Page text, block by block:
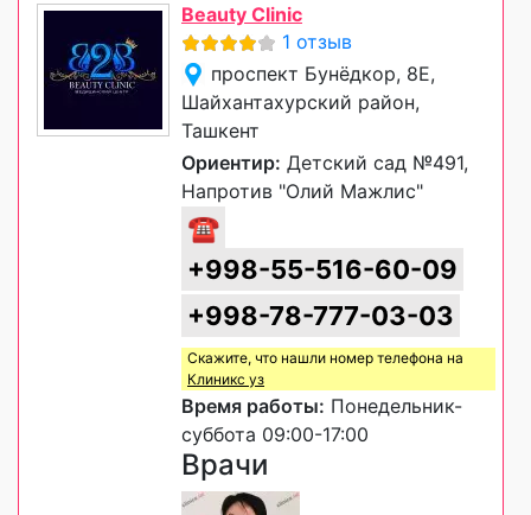
Beauty Clinic
1 отзыв
проспект Бунёдкор, 8Е,
Шайхантахурский район,
Ташкент
Ориентир: Детский сад №491,
Напротив "Олий Мажлис"
☎
+998-55-516-60-09
+998-78-777-03-03
Скажите, что нашли номер телефона на
Клиникс уз
Время работы: Понедельник-
суббота 09:00-17:00
Врачи